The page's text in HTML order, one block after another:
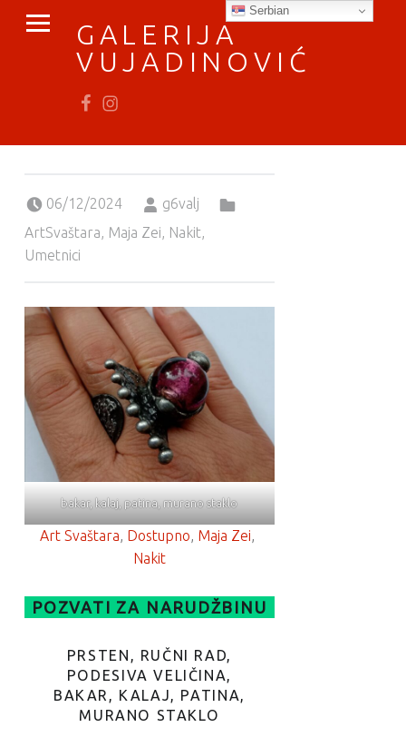
GALERIJA
VUJADINOVIĆ
06/12/2024
g6valj
ArtSvaštara, Maja Zei, Nakit,
Umetnici
bakar, kalaj, patina, murano staklo
Art Svaštara, Dostupno, Maja Zei
Nakit
POZVATI ZA NARUDŽBINU
PRSTEN, RUČNI RAD,
PODESIVA VELIČINA,
BAKAR, KALAJ, PATINA,
MURANO STAKLO
Serbian